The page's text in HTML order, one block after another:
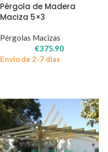
Pérgola de Madera
Maciza 5×3
Pérgolas Macizas
€375.90
Envio de 2-7 dias